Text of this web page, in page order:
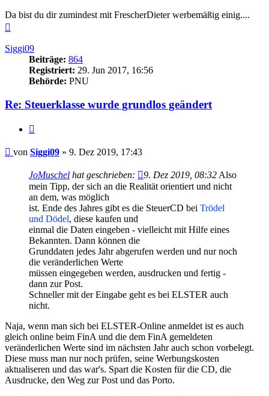
Da bist du dir zumindest mit FrescherDieter werbemäßig einig....
Siggi09
Beiträge: 864
Registriert: 29. Jun 2017, 16:56
Behörde: PNU
Re: Steuerklasse wurde grundlos geändert
Beitrag
von Siggi09 » 9. Dez 2019, 17:43
JoMuschel hat geschrieben: 9. Dez 2019, 08:32 Also
mein Tipp, der sich an die Realität orientiert und nicht
an dem, was möglich
ist. Ende des Jahres gibt es die SteuerCD bei Trödel
und Dödel, diese kaufen und
einmal die Daten eingeben - vielleicht mit Hilfe eines
Bekannten. Dann können die
Grunddaten jedes Jahr abgerufen werden und nur noch
die veränderlichen Werte
müssen eingegeben werden, ausdrucken und fertig -
dann zur Post.
Schneller mit der Eingabe geht es bei ELSTER auch
nicht.
Naja, wenn man sich bei ELSTER-Online anmeldet ist es auch
gleich online beim FinA und die dem FinA gemeldeten
veränderlichen Werte sind im nächsten Jahr auch schon vorbelegt.
Diese muss man nur noch prüfen, seine Werbungskosten
aktualiseren und das war's. Spart die Kosten für die CD, die
Ausdrucke, den Weg zur Post und das Porto.